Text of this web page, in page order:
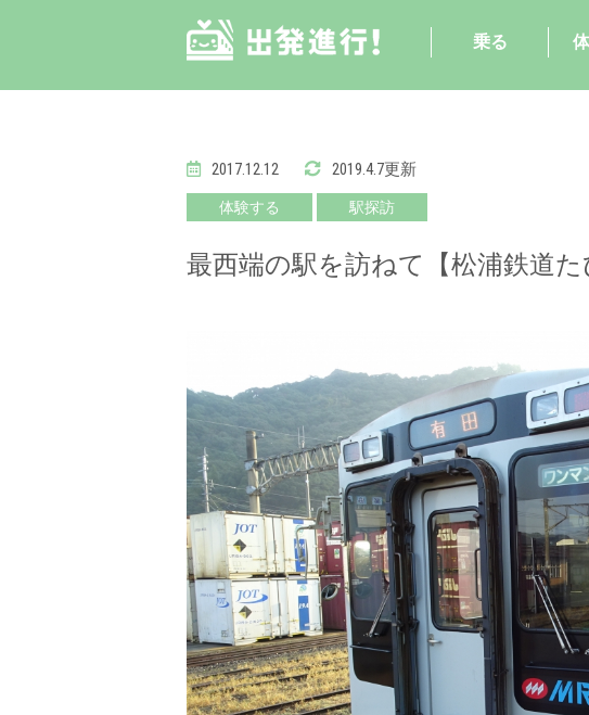
乗る
2017.12.12 2019.4.7更新
体験する 駅探訪
最西端の駅を訪ねて【松浦鉄道